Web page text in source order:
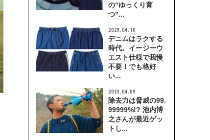
の“ゆっくり育
つ”...
2023.04.10
デニムはラクする
時代。イージーウ
エスト仕様で我慢
不要！でも格好
い...
2023.04.09
除去力は脅威の99.
99999%!? 池内博
之さんが最近ゲッ
トし...